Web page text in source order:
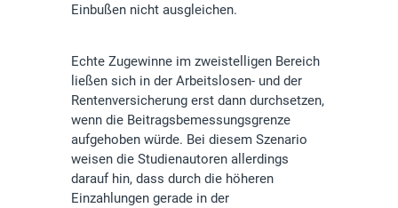
Einbußen nicht ausgleichen.
Echte Zugewinne im zweistelligen Bereich
ließen sich in der Arbeitslosen- und der
Rentenversicherung erst dann durchsetzen,
wenn die Beitragsbemessungsgrenze
aufgehoben würde. Bei diesem Szenario
weisen die Studienautoren allerdings
darauf hin, dass durch die höheren
Einzahlungen gerade in der